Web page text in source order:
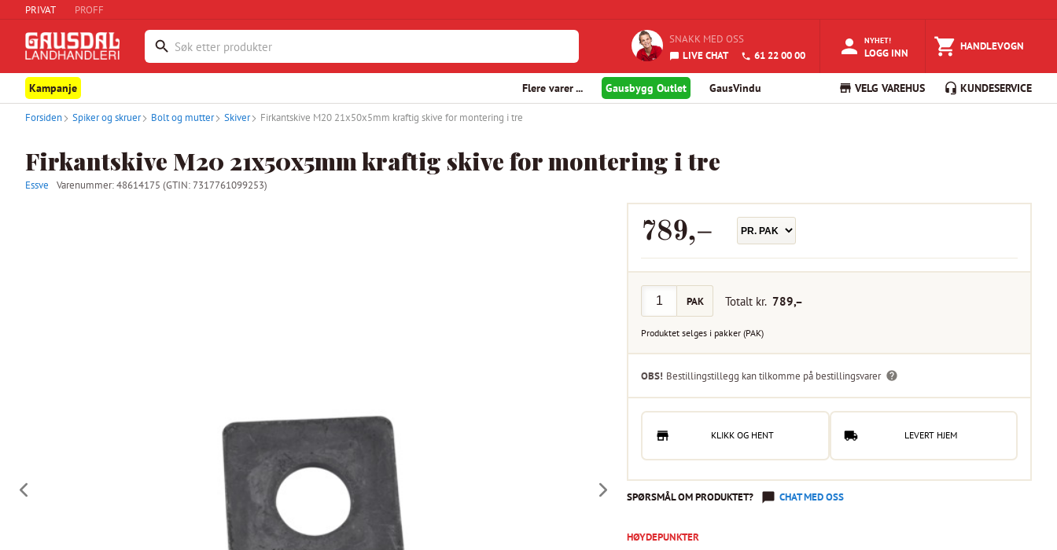
PRIVAT PROFF
SNAKK MED OSS
LIVE CHAT
61 22 00 00
NYHET!
LOGG INN HANDLEVOGN
Kampanje Flere varer ... Gausbygg Outlet GausVindu VELG VAREHUS KUNDESERVICE
Forsiden Spiker og skruer Bolt og mutter Skiver Firkantskive M20 21x50x5mm kraftig skive for montering i tre
Firkantskive M20 21x50x5mm kraftig skive for montering i tre
Essve Varenummer:48614175 (GTIN: 7317761099253)
789,–
PAK Totalt kr. 789,–
Produktet selges i pakker (PAK)
OBS! Bestillingstillegg kan tilkomme på bestillingsvarer
KLIKK OG HENT LEVERT HJEM
SPØRSMÅL OM PRODUKTET? CHAT MED OSS
HØYDEPUNKTER